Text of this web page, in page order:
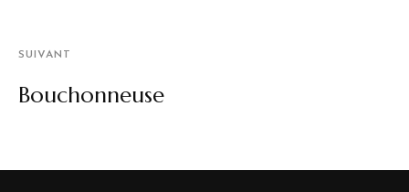
SUIVANT
Bouchonneuse